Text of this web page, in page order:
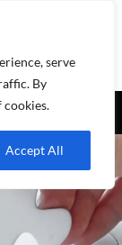
serve
By
cookies.
Accept All
MENU